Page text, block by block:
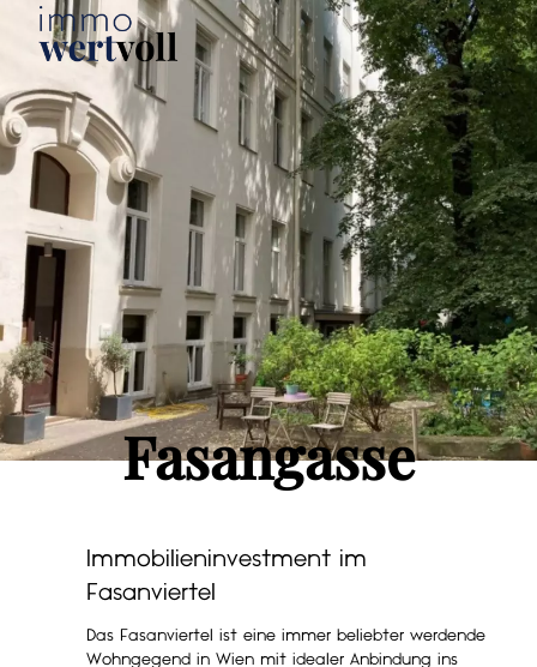
Fasangasse
Immobilieninvestment im
Fasanviertel
Das Fasanviertel ist eine immer beliebter werdende
Wohngegend in Wien mit idealer Anbindung ins